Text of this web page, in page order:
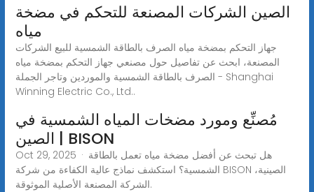
الصين الشركات المصنعة للتحكم في مضخة
مياه
جهاز التحكم بمضخة مياه الصرف بالطاقة الشمسية للبيع الشركات
المصنعة، ابحث عن تفاصيل حول مصنعي جهاز التحكم بمضخة مياه
الصرف بالطاقة الشمسية والموردين وتاجر الجملة - Shanghai
Winning Electric Co., Ltd..
مُصنِّع ومورد مضخات المياه الشمسية في
الصين | BISON
Oct 29, 2025 · هل تبحث عن أفضل مضخة مياه تعمل بالطاقة
الشمسية؟ استكشف نماذج عالية الكفاءة من شركة BISON الصينية،
الشركة المصنعة الأصلية الموثوقة.